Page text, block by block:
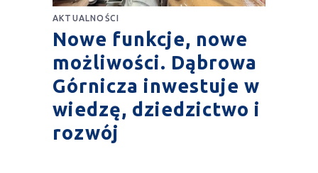
AKTUALNOŚCI
Nowe funkcje, nowe
możliwości. Dąbrowa
Górnicza inwestuje w
wiedzę, dziedzictwo i
rozwój